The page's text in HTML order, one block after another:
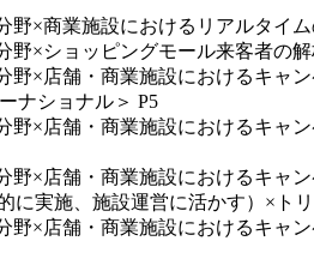
×商業施設におけるリアルタイ
×ショッピングモール来客者の
×店舗・商業施設におけるキ
ナショナル＞ P5
×店舗・商業施設におけるキ
×店舗・商業施設におけるキ
実施、施設運営に活かす）×ト
×店舗・商業施設におけるキ